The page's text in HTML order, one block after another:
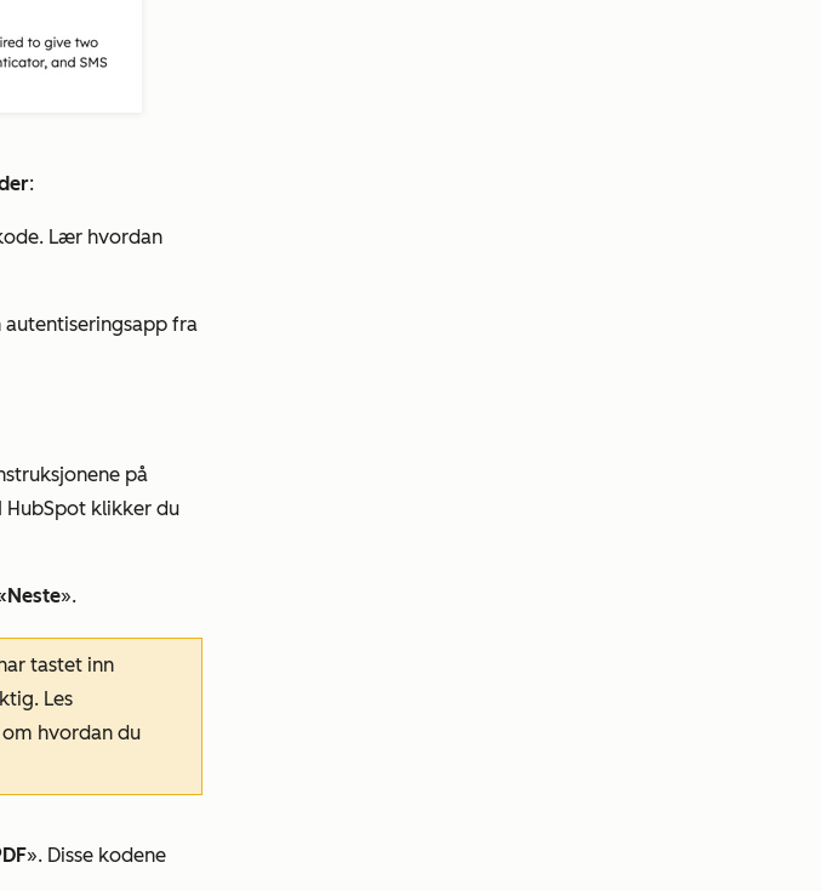
:
Lær hvordan
autentiseringsapp fra
på
klikker du
».
tastet inn
Les
hvordan du
». Disse kodene